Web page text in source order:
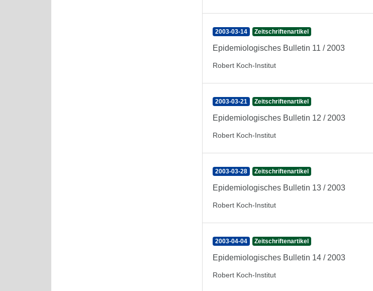
2003-03-14 Zeitschriftenartikel
Epidemiologisches Bulletin 11 / 2003
Robert Koch-Institut
2003-03-21 Zeitschriftenartikel
Epidemiologisches Bulletin 12 / 2003
Robert Koch-Institut
2003-03-28 Zeitschriftenartikel
Epidemiologisches Bulletin 13 / 2003
Robert Koch-Institut
2003-04-04 Zeitschriftenartikel
Epidemiologisches Bulletin 14 / 2003
Robert Koch-Institut